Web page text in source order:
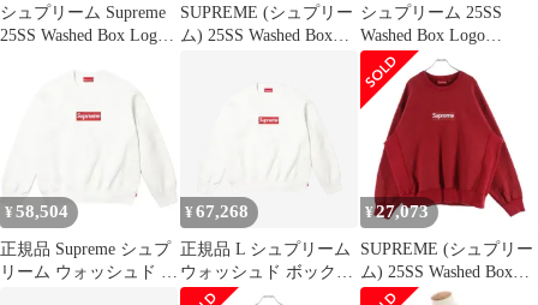
シュプリーム Supreme
25SS Washed Box Logo
ボックス ロゴ クルーネ
ック スウェット メンズ
SUPREME (シュプリー
ム) 25SS Washed Box
スロゴ クルーネックス
ウェットトレーナー ブ
シュプリーム 25SS
Washed Box Logo
Crewneck ウォッシュド
ボックスロゴクルーネ
ックスウェット メンズ
¥58,504
正規品 Supreme シュプ
リーム ウォッシュド ボ
¥67,268
正規品 L シュプリーム
ウォッシュド ボックス
ロゴ クルーネック 白
¥27,073
SUPREME (シュプリー
ム) 25SS Washed Box
Logo Crewneck ウォッ